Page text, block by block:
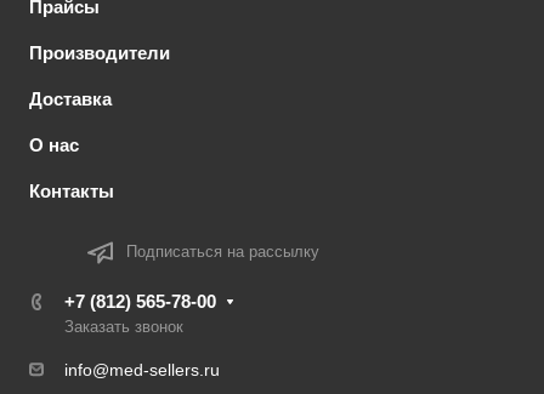
Прайсы
Производители
Доставка
О нас
Контакты
Подписаться на рассылку
+7 (812) 565-78-00
Заказать звонок
info@med-sellers.ru